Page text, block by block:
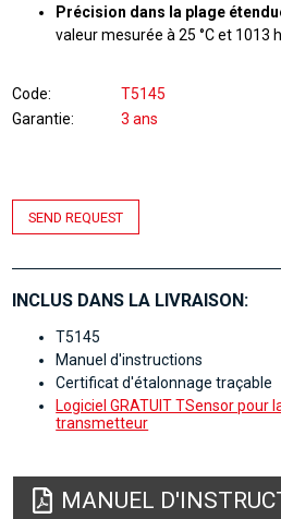
Précision dans la plage
valeur mesurée à 25 °C et 1013
Code
T5145
Garantie
3 ans
SEND REQUEST
INCLUS DANS LA LIVRAISON:
T5145
Manuel d'instructions
Certificat d'étalonnage traçable
Logiciel GRATUIT TSensor pour
transmetteur
MANUEL